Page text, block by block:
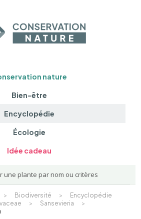
nature
Bien-être
Encyclopédie
Écologie
Idée cadeau
une plante par nom ou critères
> Biodiversité >
Encyclopédie
> Sansevieria
>